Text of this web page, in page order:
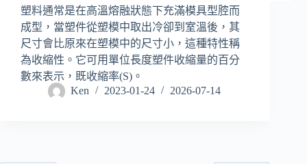
塑料通常是在高溫熔融狀態下充滿模具型腔而
成型，當塑件從塑模中取出冷卻到室溫後，其
尺寸會比原來在塑模中的尺寸小，這種特性稱
為收縮性。它可用單位長度塑件收縮量的百分
數來表示，既收縮率(S)。
Ken
2023-01-24 2026-07-14